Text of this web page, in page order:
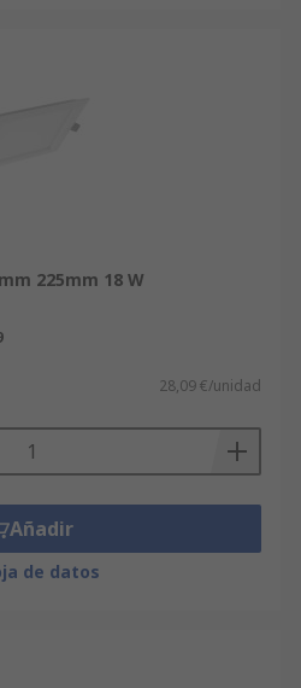
mm 225mm 18 W
28,09 €/unidad
Añadir
de datos